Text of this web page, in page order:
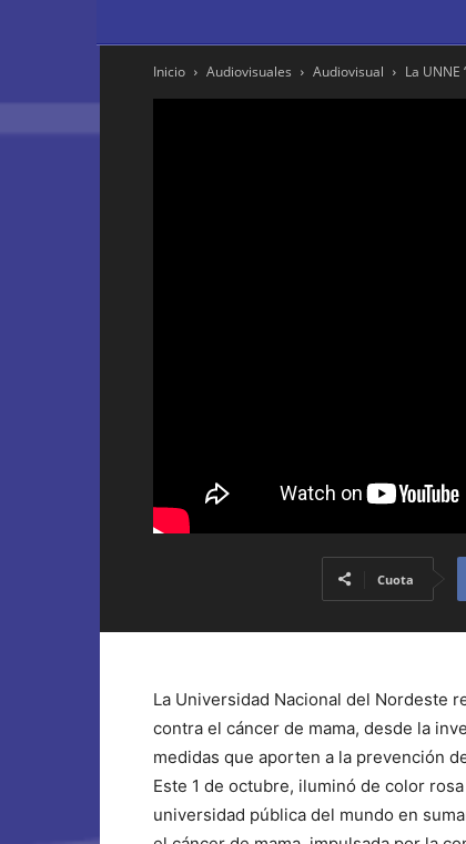
Inicio Audiovisuales Audiovisual La
Cuota
La Universidad Nacional del Nordeste
contra el cáncer de mama, desde la
medidas que aporten a la prevención
Este 1 de octubre, iluminó de color
universidad pública del mundo en